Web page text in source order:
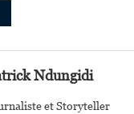
Ndungidi
et Storyteller